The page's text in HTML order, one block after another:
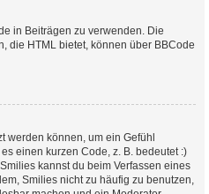
in Beiträgen zu verwenden. Die
die HTML bietet, können über BBCode
werden können, um ein Gefühl
einen kurzen Code, z. B. bedeutet :)
kannst du beim Verfassen eines
Smilies nicht zu häufig zu benutzen,